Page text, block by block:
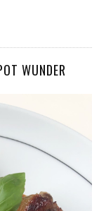
WUNDER